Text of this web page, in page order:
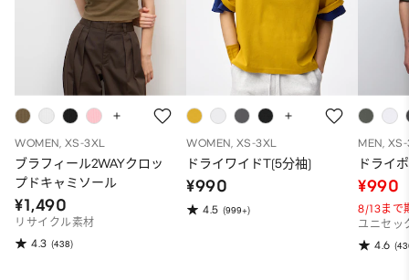
WOMEN, XS-3XL
ブラフィール2WAYクロッ
プドキャミソール
¥1,490
リサイクル素材
4.3 (438)
WOMEN, XS-3XL
ドライワイドT(5分袖)
¥990
4.5 (999+)
MEN,
ドライ
¥990
8/13まで
ユニセッ
4.6